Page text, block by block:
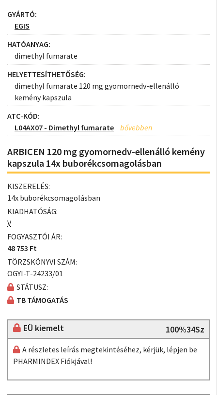
GYÁRTÓ:
EGIS
HATÓANYAG:
dimethyl fumarate
HELYETTESÍTHETŐSÉG:
dimethyl fumarate 120 mg gyomornedv-ellenálló
kemény kapszula
ATC-KÓD:
L04AX07 - Dimethyl fumarate
ARBICEN 120 mg gyomornedv-ellenálló kemény
kapszula 14x buborékcsomagolásban
KISZERELÉS:
14x buborékcsomagolásban
KIADHATÓSÁG:
V
FOGYASZTÓI ÁR:
48 753 Ft
TÖRZSKÖNYVI SZÁM:
OGYI-T-24233/01
STÁTUSZ:
TB TÁMOGATÁS
EÜ kiemelt 100%34Sz
A részletes leírás megtekintéséhez, kérjük, lépjen be
PHARMINDEX Fiókjával!